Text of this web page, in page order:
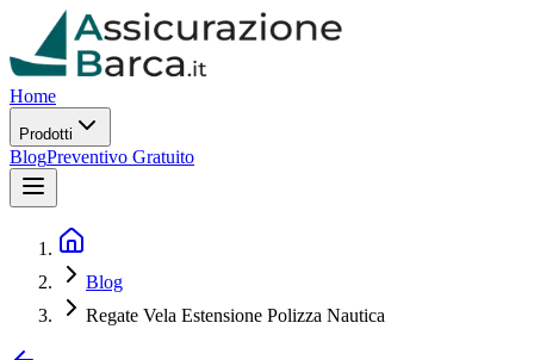
Home
Prodotti
BlogPreventivo Gratuito
Blog
Regate Vela Estensione Polizza Nautica